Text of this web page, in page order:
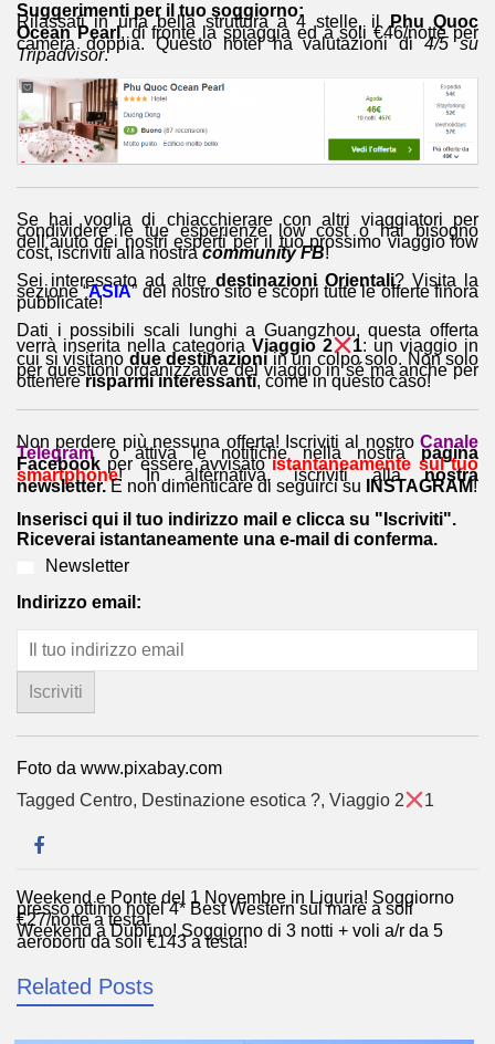
Suggerimenti per il tuo soggiorno:
Rilassati in una bella struttura a 4 stelle, ilPhu Quoc
Ocean Pearl, di fronte la spiaggia ed a soli €46/notte per
camera doppia. Questo hotel ha valutazioni di4/5 su
Tripadvisor.
Se hai voglia di chiacchierare con altri viaggiatori per
condividere le tue esperienze low cost o hai bisogno
dell’aiuto dei nostri esperti per il tuo prossimo viaggio low
cost, iscriviti alla nostracommunity FB!
Sei interessato ad altre destinazioni Orientali? Visita la
sezione “ASIA” del nostro sito e scopri tutte le offerte finora
pubblicate!
Dati i possibili scali lunghi a Guangzhou, questa offerta
verrà inserita nella categoria Viaggio 2 1: un viaggio in
cui si visitano due destinazioni in un colpo solo. Non solo
per questioni organizzative del viaggio in sé ma anche per
ottenererisparmi interessanti, come in questo caso!
Non perdere più nessuna offerta! Iscriviti al nostro Canale
Telegramo attiva le notifiche nella nostrapagina
Facebook per essere avvisato istantaneamente sul tuo
smartphone! In alternativa, iscriviti allanostra
newsletter.E non dimenticare di seguirci su INSTAGRAM!
Inserisci qui il tuo indirizzo mail e clicca su "Iscriviti".
Riceverai istantaneamente una e-mail di conferma.
Newsletter
Indirizzo email:
Foto da www.pixabay.com
Tagged Centro, Destinazione esotica ?, Viaggio 2 1
Navigazione
articoli
Weekend e Ponte del 1 Novembre in Liguria! Soggiorno
presso ottimo hotel 4* Best Western sul mare a soli
€27/notte a testa!
Weekend a Dublino! Soggiorno di 3 notti + voli a/r da 5
aeroporti da soli €143 a testa!
Related Posts